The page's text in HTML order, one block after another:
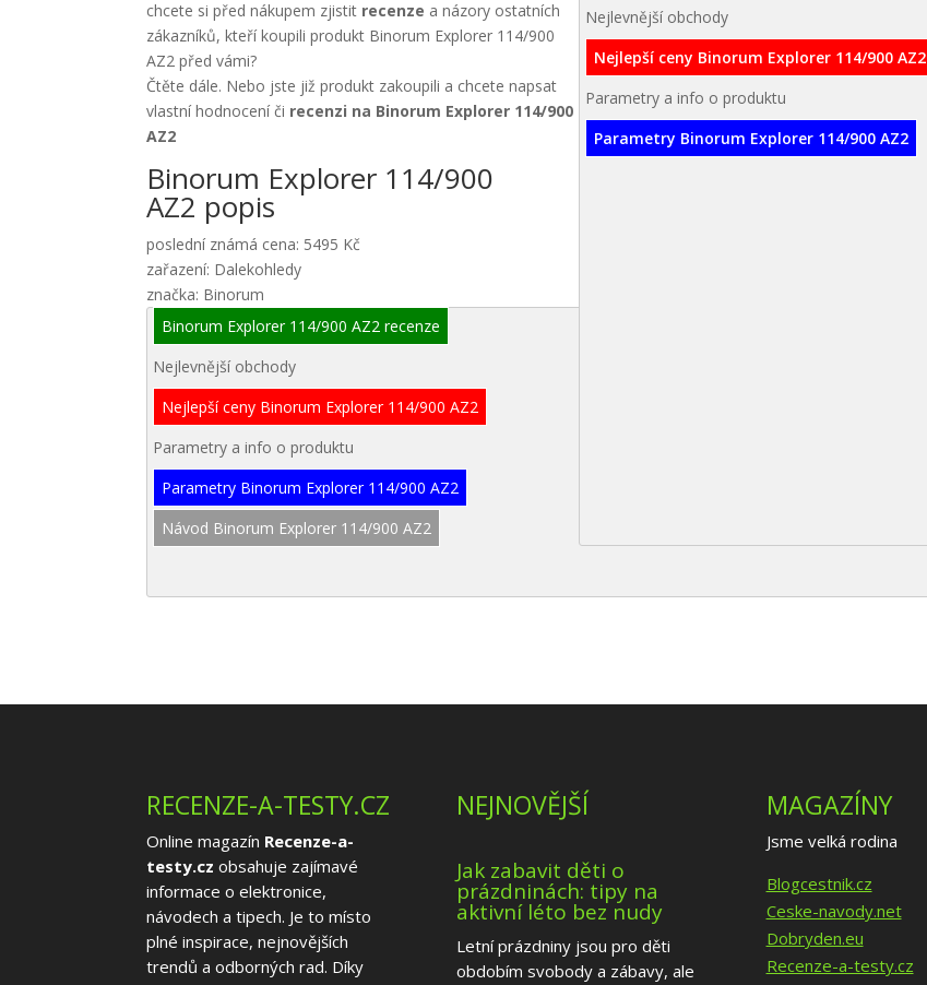
Nejlevnější obchody
Nejlepší ceny Binorum Explorer 114/900 AZ2
Parametry a info o produktu
Parametry Binorum Explorer 114/900 AZ2
chcete si před nákupem zjistit recenze a názory ostatních
zákazníků, kteří koupili produkt Binorum Explorer 114/900
AZ2 před vámi?
Čtěte dále. Nebo jste již produkt zakoupili a chcete napsat
vlastní hodnocení či recenzi na Binorum Explorer 114/900
AZ2
Binorum Explorer 114/900
AZ2 popis
poslední známá cena: 5495 Kč
zařazení: Dalekohledy
značka: Binorum
Binorum Explorer 114/900 AZ2 recenze
Nejlevnější obchody
Nejlepší ceny Binorum Explorer 114/900 AZ2
Parametry a info o produktu
Parametry Binorum Explorer 114/900 AZ2
Návod Binorum Explorer 114/900 AZ2
RECENZE-A-TESTY.CZ
Online magazín Recenze-a-
testy.cz obsahuje zajímavé
informace o elektronice,
návodech a tipech. Je to místo
plné inspirace, nejnovějších
trendů a odborných rad. Díky
NEJNOVĚJŠÍ
Jak zabavit děti o
prázdninách: tipy na
aktivní léto bez nudy
Letní prázdniny jsou pro děti
obdobím svobody a zábavy, ale
MAGAZÍNY
Jsme velká rodina
Blogcestnik.cz
Ceske-navody.net
Dobryden.eu
Recenze-a-testy.cz